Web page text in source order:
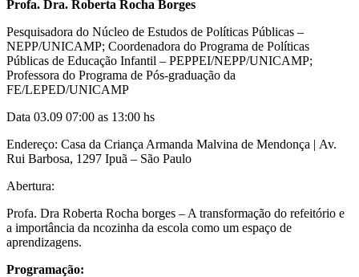
Profa. Dra. Roberta Rocha Borges
Pesquisadora do Núcleo de Estudos de Políticas Públicas –
NEPP/UNICAMP; Coordenadora do Programa de Políticas
Públicas de Educação Infantil – PEPPEI/NEPP/UNICAMP;
Professora do Programa de Pós-graduação da
FE/LEPED/UNICAMP
Data 03.09 07:00 as 13:00 hs
Endereço: Casa da Criança Armanda Malvina de Mendonça | Av.
Rui Barbosa, 1297 Ipuã – São Paulo
Abertura:
Profa. Dra Roberta Rocha borges – A transformação do refeitório e
a importância da ncozinha da escola como um espaço de
aprendizagens.
Programação: